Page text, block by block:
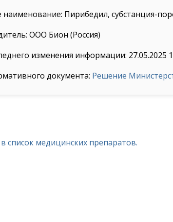
наименование: Пирибедил, субстанция-
ООО Бион (Россия)
изменения информации: 27.05.2025
документа: Решение
список медицинских препаратов.